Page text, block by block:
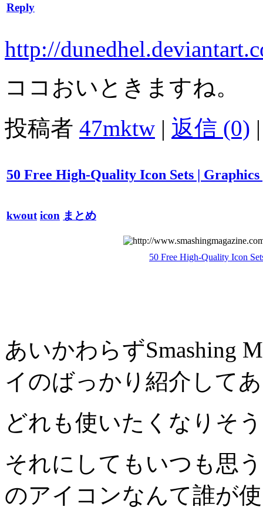
Reply
http://
ココおいときますね。
投稿者 47mktw | 返信 (0)
50 Free High-Quality Icon Sets | Graphics
kwout icon まとめ
50 Free High-Quality Icon
あいかわらずSmashing
イのばっかり紹介して
どれも使いたくなりそ
それにしてもいつも思
のアイコンなんて誰が